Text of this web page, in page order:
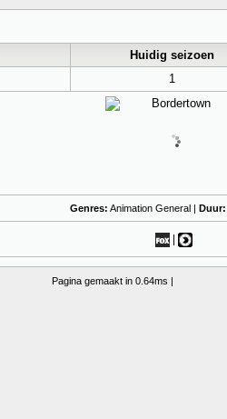
Huidig seizoen
1
Genres: Animation General | Duur:
Pagina gemaakt in 0.64ms |